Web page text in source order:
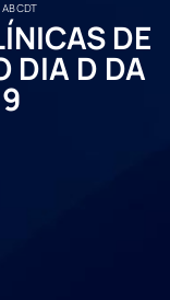
DE
DIA D DA